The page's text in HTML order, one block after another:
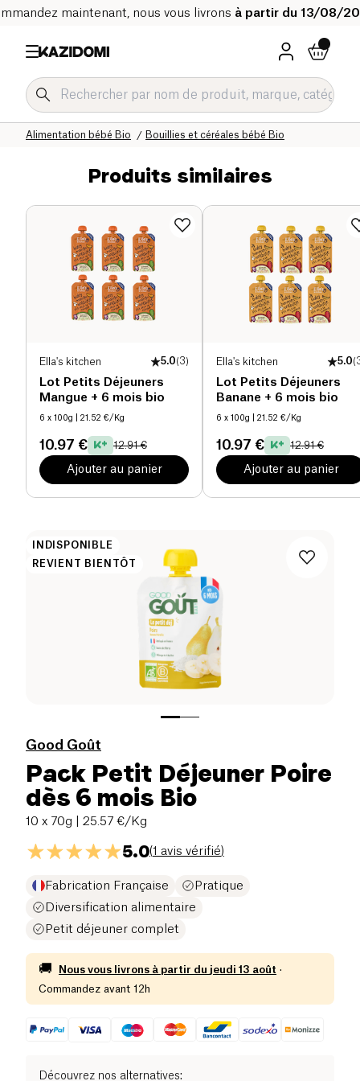
maintenant, nous vous livrons à partir du 13/08/
Bouillies et céréales bébé Bio
Alimentation bébé Bio
Bébé & Enfant
Notre catalogue bio
Accueil
Produits similaires
Ella's kitchen 5.0(3)
Lot Petits Déjeuners
Mangue + 6 mois bio
6 x 100g | 21.52 €/Kg
10.97 € 12.91 €
Ajouter au panier
Ella's kitchen 5.0(
Lot Petits Déjeuners
Banane + 6 mois bio
6 x 100g | 21.52 €/Kg
10.97 € 12.91 €
Ajouter au panier
INDISPONIBLE
REVIENT BIENTÔT
Good Goût
Pack Petit Déjeuner Poire
dès 6 mois Bio
10 x 70g | 25.57 €/Kg
5.0(1 avis vérifié)
Fabrication Française
Pratique
Diversification alimentaire
Petit déjeuner complet
🚚 Nous vous livrons à partir du jeudi 13 août ·
Commandez avant 12h
Découvrez nos alternatives: